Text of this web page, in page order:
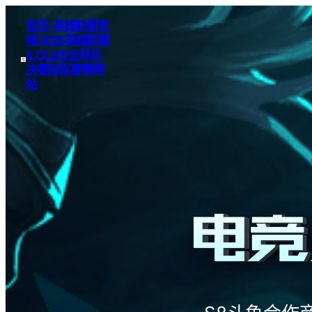
首页–英雄联盟竞
猜-2025英雄联盟
(LOL)s15全球总
决赛冠军赛事网
站